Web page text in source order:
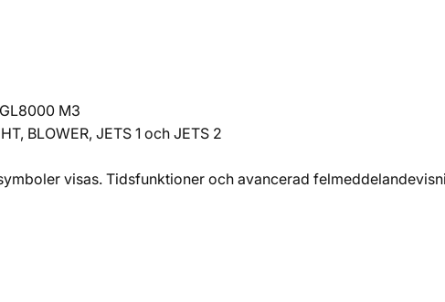
M3
BLOWER, JETS 1 och JETS 2
visas. Tidsfunktioner och avancerad